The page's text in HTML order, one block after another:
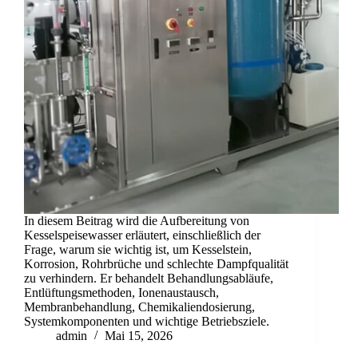
In diesem Beitrag wird die Aufbereitung von
Kesselspeisewasser erläutert, einschließlich der
Frage, warum sie wichtig ist, um Kesselstein,
Korrosion, Rohrbrüche und schlechte Dampfqualität
zu verhindern. Er behandelt Behandlungsabläufe,
Entlüftungsmethoden, Ionenaustausch,
Membranbehandlung, Chemikaliendosierung,
Systemkomponenten und wichtige Betriebsziele.
admin
Mai 15, 2026